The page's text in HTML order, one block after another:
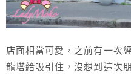
店面相當可愛，之前有一次
龍塔給吸引住，沒想到這次